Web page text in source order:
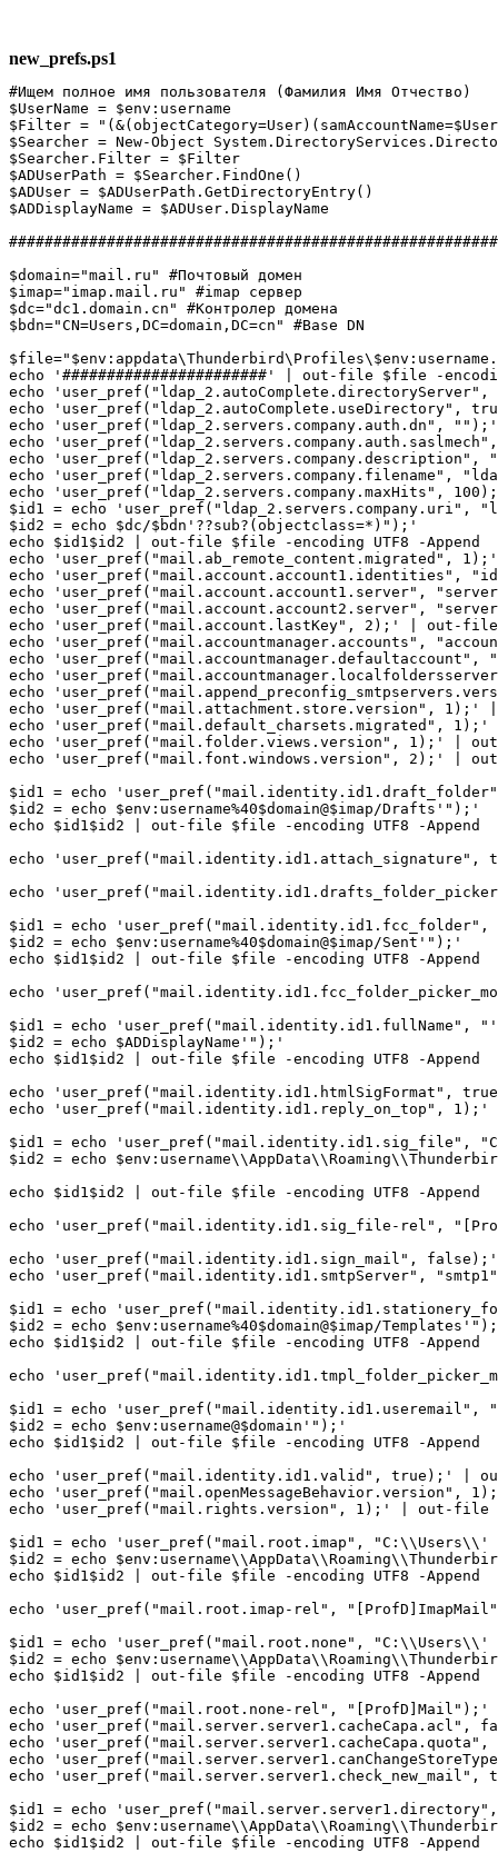
new_prefs.ps1
#Ищем полное имя пользователя (Фамилия Имя Отчество)
$UserName = $env:username
$Filter =
$Searcher = New-Object
$Searcher.Filter = $Filter
$ADUserPath = $Searcher.FindOne()
$ADUser = $ADUserPath.GetDirectoryEntry()
$ADDisplayName = $ADUser.DisplayName
$domain="mail.ru" #Почтовый домен
$imap="imap.mail.ru" #imap сервер
$dc="dc1.domain.cn" #Контролер домена
$bdn="CN=Users,DC=domain,DC=cn" #Base DN
echo '#######################' | out-file $file -
echo
echo 'user_pref("ldap_2.autoComplete.useDirectory",
echo 'user_pref("ldap_2.servers.company.auth.dn",
echo
echo
echo 'user_pref("ldap_2.servers.company.filename",
echo 'user_pref("ldap_2.servers.company.maxHits",
$id1 = echo 'user_pref("ldap_2.servers.company.uri",
$id2 = echo $dc/$bdn'??sub?(objectclass=*)");'
echo $id1$id2 | out-file $file -encoding UTF8 -Append
echo 'user_pref("mail.ab_remote_content.migrated",
echo 'user_pref("mail.account.account1.identities",
echo 'user_pref("mail.account.account1.server",
echo 'user_pref("mail.account.account2.server",
echo 'user_pref("mail.account.lastKey", 2);' | out-file
echo 'user_pref("mail.accountmanager.accounts",
echo
echo
echo
echo 'user_pref("mail.attachment.store.version", 1);'
echo 'user_pref("mail.default_charsets.migrated",
echo 'user_pref("mail.folder.views.version", 1);' |
echo 'user_pref("mail.font.windows.version", 2);' |
$id1 = echo
$id2 = echo $env:username%40$domain@$imap/Drafts'");'
echo $id1$id2 | out-file $file -encoding UTF8 -Append
echo 'user_pref("mail.identity.id1.attach_signature",
echo
$id1 = echo
$id2 = echo $env:username%40$domain@$imap/Sent'");'
echo $id1$id2 | out-file $file -encoding UTF8 -Append
echo
$id1 = echo 'user_pref("mail.identity.id1.fullName", "'
$id2 = echo $ADDisplayName'");'
echo $id1$id2 | out-file $file -encoding UTF8 -Append
echo 'user_pref("mail.identity.id1.htmlSigFormat",
echo 'user_pref("mail.identity.id1.reply_on_top", 1);'
$id1 = echo 'user_pref("mail.identity.id1.sig_file",
$id2 = echo
echo $id1$id2 | out-file $file -encoding UTF8 -Append
echo 'user_pref("mail.identity.id1.sig_file-rel",
echo 'user_pref("mail.identity.id1.sign_mail",
echo 'user_pref("mail.identity.id1.smtpServer",
$id1 = echo
$id2 = echo $env:username%40$domain@$imap/
echo $id1$id2 | out-file $file -encoding UTF8 -Append
echo
$id1 = echo 'user_pref("mail.identity.id1.useremail",
$id2 = echo $env:username@$domain'");'
echo $id1$id2 | out-file $file -encoding UTF8 -Append
echo 'user_pref("mail.identity.id1.valid", true);' |
echo 'user_pref("mail.openMessageBehavior.version",
echo 'user_pref("mail.rights.version", 1);' | out-file
$id1 = echo 'user_pref("mail.root.imap", "C:\\Users\\'
$id2 = echo
echo $id1$id2 | out-file $file -encoding UTF8 -Append
echo 'user_pref("mail.root.imap-rel",
$id1 = echo 'user_pref("mail.root.none", "C:\\Users\\'
$id2 = echo
echo $id1$id2 | out-file $file -encoding UTF8 -Append
echo 'user_pref("mail.root.none-rel", "[ProfD]Mail");'
echo
echo
echo
echo
$id1 = echo
$id2 = echo
echo $id1$id2 | out-file $file -encoding UTF8 -Append